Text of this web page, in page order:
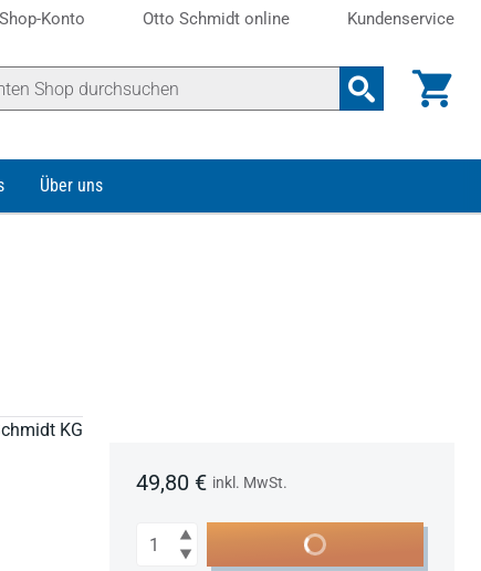
Konto Otto Schmidt online Kundenservice
Über uns
KG
49,80 € inkl. MwSt.
Anzahl In den Warenkorb